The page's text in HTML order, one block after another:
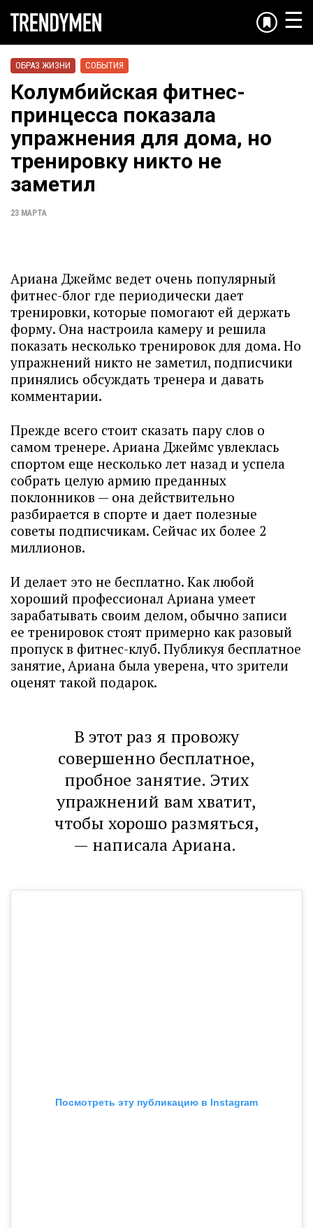
☰
ОБРАЗ ЖИЗНИ СОБЫТИЯ
Колумбийская фитнес-
принцесса показала
упражнения для дома, но
тренировку никто не
заметил
23 МАРТА
Ариана Джеймс ведет очень популярный
фитнес-блог где периодически дает
тренировки, которые помогают ей держать
форму. Она настроила камеру и решила
показать несколько тренировок для дома. Но
упражнений никто не заметил, подписчики
принялись обсуждать тренера и давать
комментарии.
Прежде всего стоит сказать пару слов о
самом тренере. Ариана Джеймс увлеклась
спортом еще несколько лет назад и успела
собрать целую армию преданных
поклонников — она действительно
разбирается в спорте и дает полезные
советы подписчикам. Сейчас их более 2
миллионов.
И делает это не бесплатно. Как любой
хороший профессионал Ариана умеет
зарабатывать своим делом, обычно записи
ее тренировок стоят примерно как разовый
пропуск в фитнес-клуб. Публикуя бесплатное
занятие, Ариана была уверена, что зрители
оценят такой подарок.
В этот раз я провожу
совершенно бесплатное,
пробное занятие. Этих
упражнений вам хватит,
чтобы хорошо размяться,
— написала Ариана.
Посмотреть эту публикацию в Instagram